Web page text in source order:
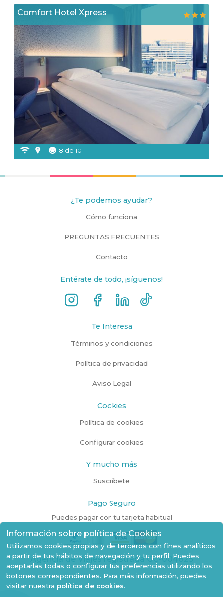
Información sobre política de Cookies
Utilizamos cookies propias y de terceros con fines analíticos
a partir de tus hábitos de navegación y tu perfil. Puedes
aceptarlas todas o configurar tus preferencias utilizando los
botones correspondientes. Para más información, puedes
visitar nuestra política de cookies.
Comfort Hotel Xpress
8 de 10
¿Te podemos ayudar?
Cómo funciona
PREGUNTAS FRECUENTES
Contacto
Entérate de todo, ¡síguenos!
Te Interesa
Términos y condiciones
Política de privacidad
Aviso Legal
Cookies
Política de cookies
Configurar cookies
Y mucho más
Suscríbete
Pago Seguro
Puedes pagar con tu tarjeta habitual
Agencia de Viajes registrada GC-004825